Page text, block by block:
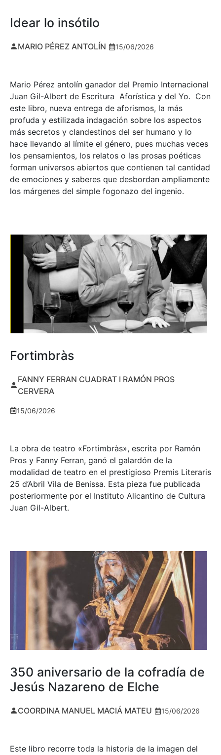
Idear lo insótilo
MARIO PÉREZ ANTOLÍN 15/06/2026
Mario Pérez antolín ganador del Premio Internacional
Juan Gil-Albert de Escritura Aforística y del Yo. Con
este libro, nueva entrega de aforismos, la más
profuda y estilizada indagación sobre los aspectos
más secretos y clandestinos del ser humano y lo
hace llevando al límite el género, pues muchas veces
los pensamientos, los relatos o las prosas poéticas
forman universos abiertos que contienen tal cantidad
de emociones y saberes que desbordan ampliamente
los márgenes del simple fogonazo del ingenio.
Fortimbràs
FANNY FERRAN CUADRAT I RAMÓN PROS
CERVERA
15/06/2026
La obra de teatro «Fortimbràs», escrita por Ramón
Pros y Fanny Ferran, ganó el galardón de la
modalidad de teatro en el prestigioso Premis Literaris
25 d’Abril Vila de Benissa. Esta pieza fue publicada
posteriormente por el Instituto Alicantino de Cultura
Juan Gil-Albert.
350 aniversario de la cofradía de
Jesús Nazareno de Elche
COORDINA MANUEL MACIÁ MATEU 15/06/2026
Este libro recorre toda la historia de la imagen del